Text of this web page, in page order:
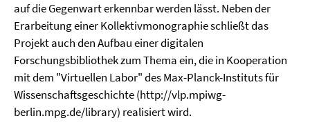
auf die Gegenwart erkennbar werden lässt. Neben der
Erarbeitung einer Kollektivmonographie schließt das
Projekt auch den Aufbau einer digitalen
Forschungsbibliothek zum Thema ein, die in Kooperation
mit dem "Virtuellen Labor" des Max-Planck-Instituts für
Wissenschaftsgeschichte (http://vlp.mpiwg-
berlin.mpg.de/library) realisiert wird.